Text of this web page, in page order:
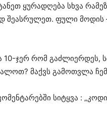
ყურადღება სხვა
შეასრულეთ. ფული
10-ჯერ რომ გაძლიერდეს,
მაქვს გამოთვლა
სიტყვა :